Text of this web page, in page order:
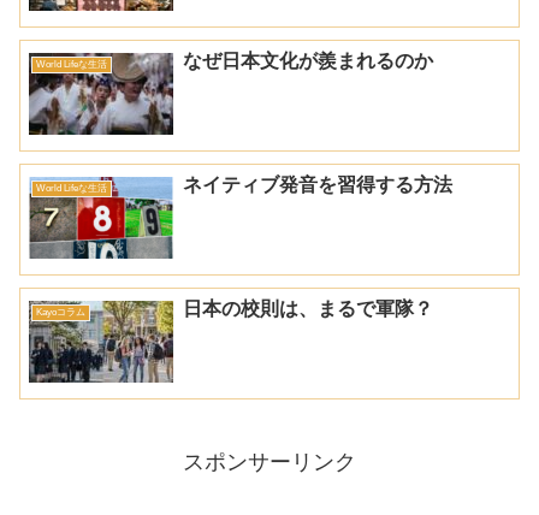
World Lifeな生活 なぜ日本文化が羨まれるのか
World Lifeな生活 ネイティブ発音を習得する方法
Kayoコラム 日本の校則は、まるで軍隊？
スポンサーリンク